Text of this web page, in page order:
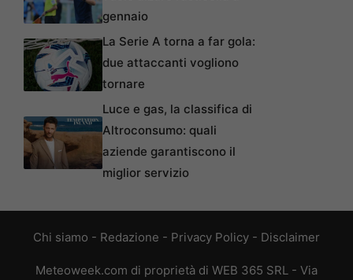
gennaio
La Serie A torna a far gola:
due attaccanti vogliono
tornare
Luce e gas, la classifica di
Altroconsumo: quali
aziende garantiscono il
miglior servizio
Chi siamo - Redazione - Privacy Policy - Disclaimer
Meteoweek.com di proprietà di WEB 365 SRL - Via